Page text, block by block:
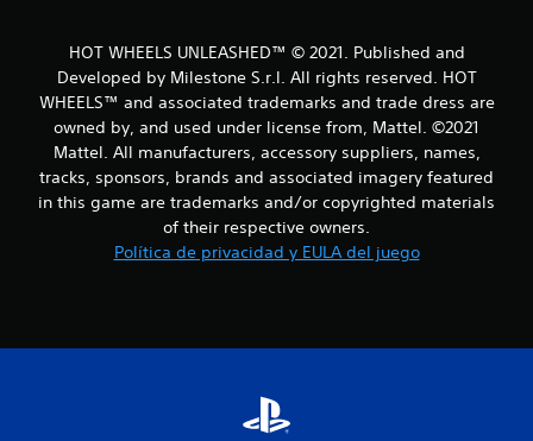
HOT WHEELS UNLEASHED™ © 2021. Published and
Developed by Milestone S.r.l. All rights reserved. HOT
WHEELS™ and associated trademarks and trade dress are
owned by, and used under license from, Mattel. ©2021
Mattel. All manufacturers, accessory suppliers, names,
tracks, sponsors, brands and associated imagery featured
in this game are trademarks and/or copyrighted materials
of their respective owners.
Política de privacidad y EULA del juego